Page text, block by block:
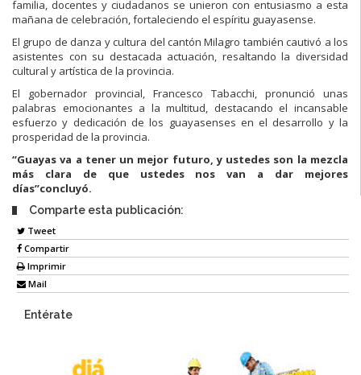
familia, docentes y ciudadanos se unieron con entusiasmo a esta
mañana de celebración, fortaleciendo el espíritu guayasense.
El grupo de danza y cultura del cantón Milagro también cautivó a los
asistentes con su destacada actuación, resaltando la diversidad
cultural y artística de la provincia.
El gobernador provincial, Francesco Tabacchi, pronunció unas
palabras emocionantes a la multitud, destacando el incansable
esfuerzo y dedicación de los guayasenses en el desarrollo y la
prosperidad de la provincia.
“Guayas va a tener un mejor futuro, y ustedes son la mezcla
más clara de que ustedes nos van a dar mejores
días”concluyó.
Comparte esta publicación:
Tweet
Compartir
Imprimir
Mail
Entérate